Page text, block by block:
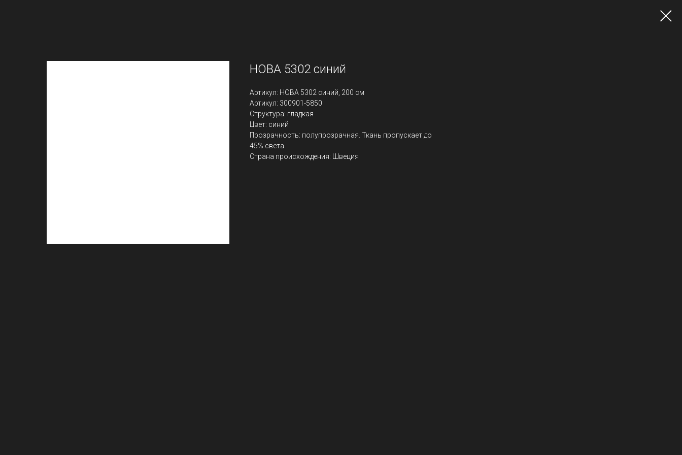
НОВА 5302 синий
Артикул: НОВА 5302 синий, 200 см
Артикул: 300901-5850
Структура: гладкая
Цвет: синий
Прозрачность: полупрозрачная. Ткань пропускает до
45% света
Страна происхождения: Швеция